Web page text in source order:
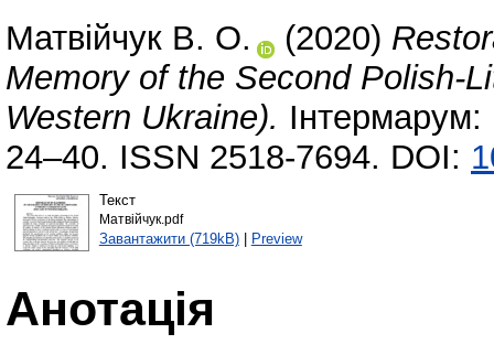
Матвійчук В. О. (2020)
Memory of the Second Polish-
Western Ukraine). Інтермарум:
24–40. ISSN 2518-7694. DOI:
Текст
Матвійчук.pdf
Завантажити (719kB)| Preview
Анотація